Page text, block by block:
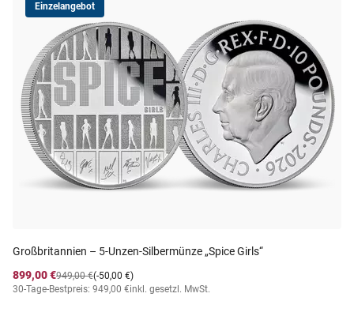
Einzelangebot
Großbritannien – 5-Unzen-Silbermünze „Spice Girls“
899,00 €
(-50,00 €)
949,00 €
30-Tage-Bestpreis: 949,00 €inkl. gesetzl. MwSt.